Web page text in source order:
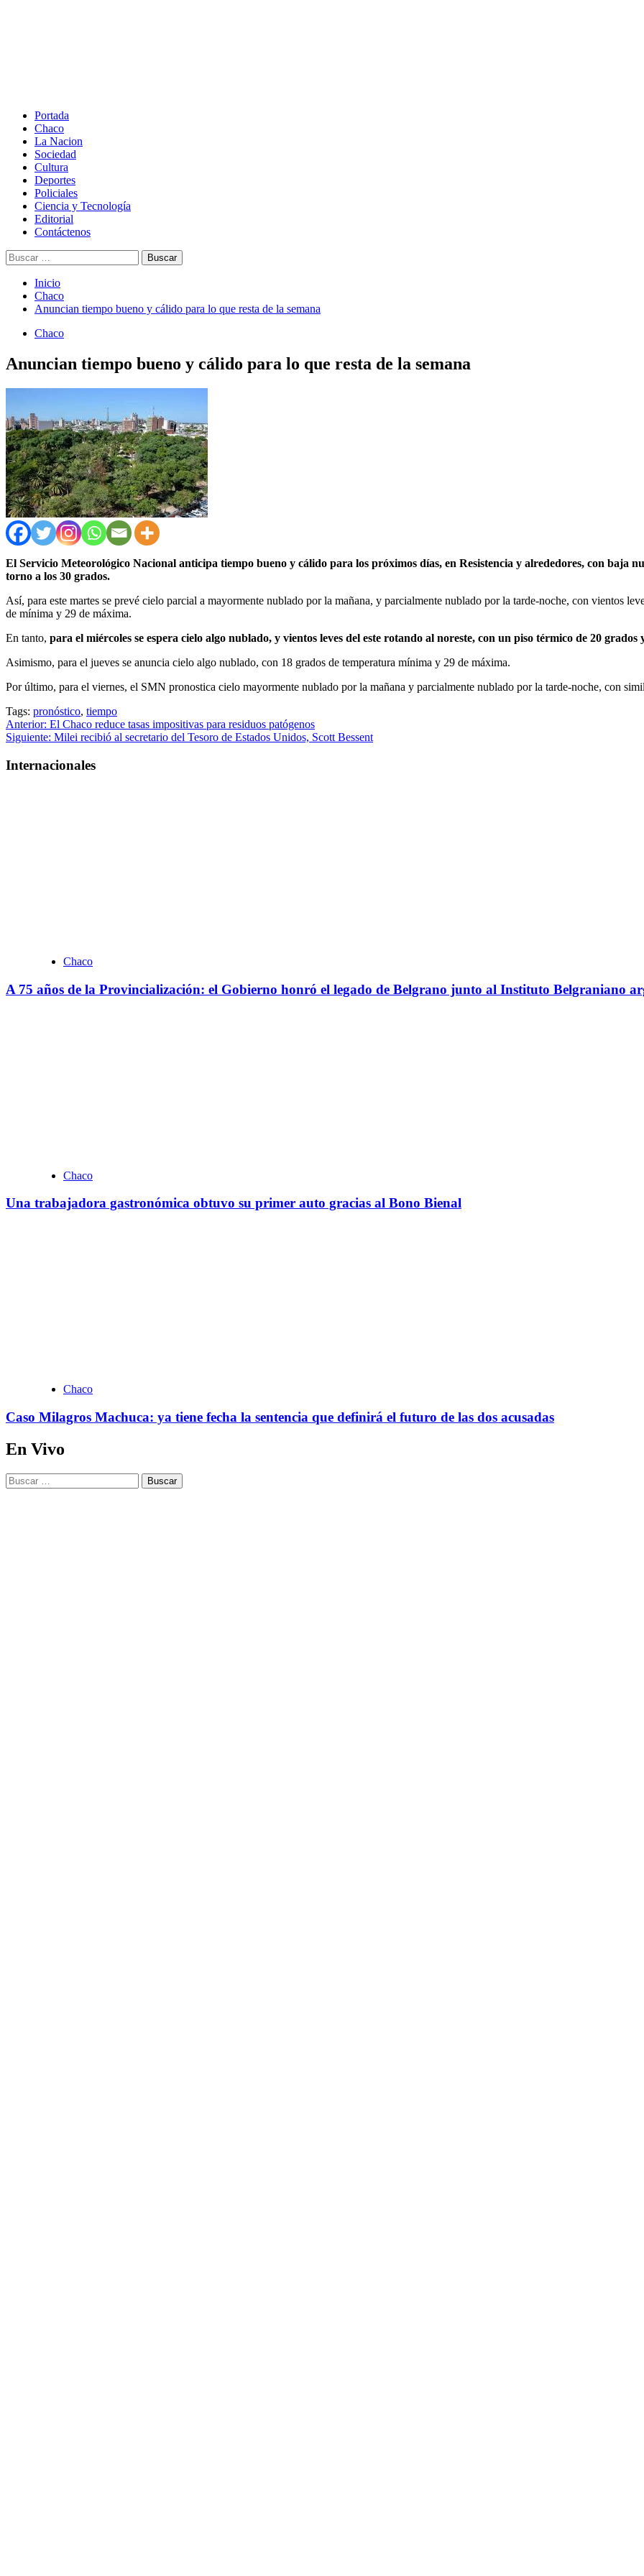
Portada
Chaco
La Nacion
Sociedad
Cultura
Deportes
Policiales
Ciencia y Tecnología
Editorial
Contáctenos
Buscar:
Inicio
Chaco
Anuncian tiempo bueno y cálido para lo que resta de la semana
Chaco
Anuncian tiempo bueno y cálido para lo que resta de la semana
El Servicio Meteorológico Nacional anticipa tiempo bueno y cálido para los próximos días, en Resistencia y alrededores, con baja
torno a los 30 grados.
Así, para este martes se prevé cielo parcial a mayormente nublado por la mañana, y parcialmente nublado por la tarde-noche, con vientos
de mínima y 29 de máxima.
En tanto, para el miércoles se espera cielo algo nublado, y vientos leves del este rotando al noreste, con un piso térmico de 20 grados
Asimismo, para el jueves se anuncia cielo algo nublado, con 18 grados de temperatura mínima y 29 de máxima.
Por último, para el viernes, el SMN pronostica cielo mayormente nublado por la mañana y parcialmente nublado por la tarde-noche, con
Tags: pronóstico, tiempo
Navegación
de
entradas
Anterior: El Chaco reduce tasas impositivas para residuos patógenos
Siguiente: Milei recibió al secretario del Tesoro de Estados Unidos, Scott Bessent
Internacionales
Chaco
A 75 años de la Provincialización: el Gobierno honró el legado de Belgrano junto al Instituto Belgraniano
Chaco
Una trabajadora gastronómica obtuvo su primer auto gracias al Bono Bienal
Chaco
Caso Milagros Machuca: ya tiene fecha la sentencia que definirá el futuro de las dos acusadas
En Vivo
Buscar: